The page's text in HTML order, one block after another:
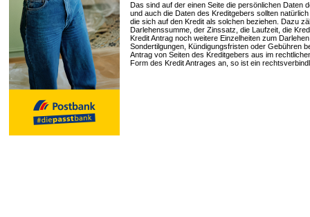
Das sind auf der einen Seite die persönlichen
und auch die Daten des Kreditgebers sollten
die sich auf den Kredit als solchen beziehen. Dazu
Darlehenssumme, der Zinssatz, die Laufzeit, die
Kredit Antrag noch weitere Einzelheiten zum
Sondertilgungen, Kündigungsfristen oder Gebühren
Antrag von Seiten des Kreditgebers aus im
Form des Kredit Antrages an, so ist ein